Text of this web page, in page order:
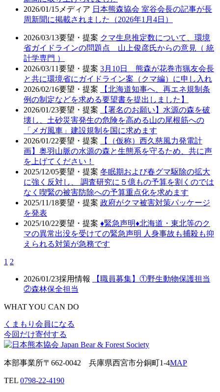
2026/01/15 メディア 日本熊森協会 室谷会長の記事が長
周新聞に掲載されました（2026年1月4日）
2026/03/13要望・提案 クマ生息推定数について、環境
省ガイドラインの問題点 山上俊彦氏からの意見（ 統
計学専門 ）
2026/03/11要望・提案 3月10日 熊森が花巻市猟友会長
と共に環境省にガイドライン案（クマ編）に申し入れ
2026/02/16要望・提案
【北海道知事へ、再エネ規制条
例の制定などを求める要望書を提出しました】
2026/01/23要望・提案
【署名のお願い】水源の森を破
壊し、土砂災害発生の危険を高める山の尾根筋への
「メガ風車」建設規制を国に求めます
2026/01/22要望・提案
【（仮称）西久慈風力発電計
画】奥羽山脈の水源の森と生態系を守るため、共に声
を上げてください！
2025/12/05要望・提案 冬眠期および春グマ駆除の拡大
に強く反対し、 調査研究に５億もの予算を割くのでは
なく喫緊の被害防除への予算重点化を求めます
2025/11/18要望・提案 政府がクマ被害対策パッケージ
を発表
2025/10/22要望・提案 ♦️緊急声明♦️北海道・東北等のク
マの異常出没を受けての緊急声明 人身事故も捕殺も抑
えられる対策が急務です
1 2
2026/01/23採用情報
【職員募集】①野生動物保護担当
②森林保全担当
WHAT YOU CAN DO
くまもり会員になる
今回だけ寄付する
本部事業所〒662-0042 兵庫県西宮市分銅町1-4MAP
TEL 0798-22-4190